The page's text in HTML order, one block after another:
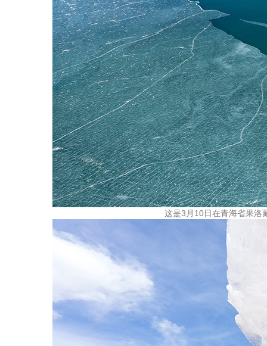
这是3月10日在青海省果洛